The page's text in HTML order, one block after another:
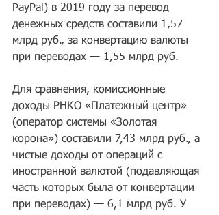
PayPal) в 2019 году за перевод
денежных средств составили 1,57
млрд руб., за конвертацию валюты
при переводах — 1,55 млрд руб.
Для сравнения, комиссионные
доходы РНКО «Платежный центр»
(оператор системы «Золотая
корона») составили 7,43 млрд руб., а
чистые доходы от операций с
иностранной валютой (подавляющая
часть которых была от конвертации
при переводах) — 6,1 млрд руб. У